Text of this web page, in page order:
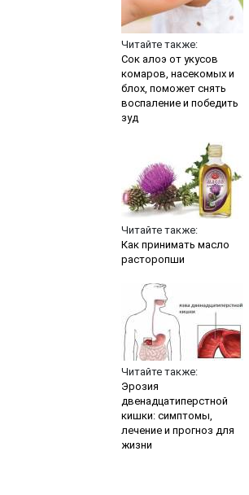
Читайте также:
Сок алоэ от укусов
комаров, насекомых и
блох, поможет снять
воспаление и победить
зуд
Читайте также:
Как принимать масло
расторопши
Читайте также:
Эрозия
двенадцатиперстной
кишки: симптомы,
лечение и прогноз для
жизни